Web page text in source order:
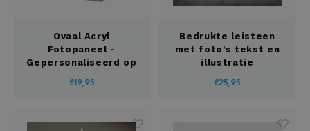
Ovaal Acryl
Fotopaneel -
Gepersonaliseerd op
€19,95
Bedrukte leisteen
met foto's tekst en
illustratie
€25,95